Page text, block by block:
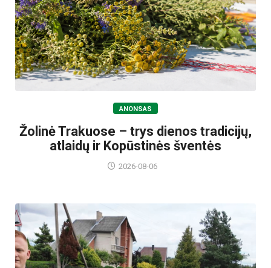
ANONSAS
Žolinė Trakuose – trys dienos tradicijų,
atlaidų ir Kopūstinės šventės
2026-08-06